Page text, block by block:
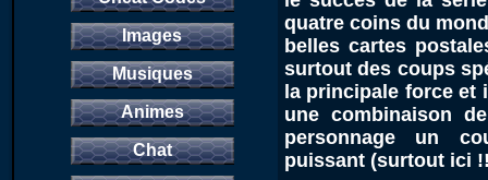
Images
Musiques
Animes
Chat
quatre coins du
belles cartes
surtout des coups
la principale force et
une combinaison
personnage un
puissant (surtout ici